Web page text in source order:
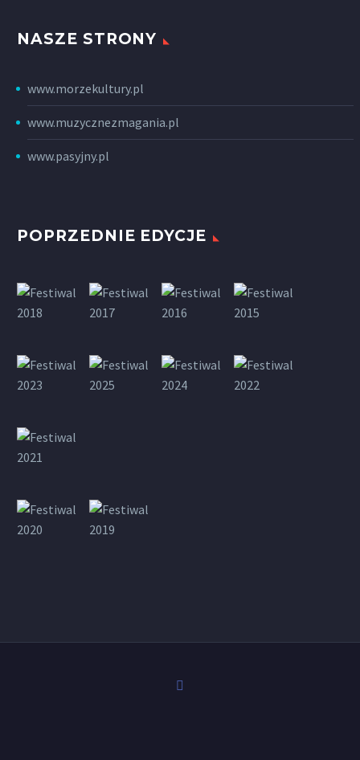
NASZE STRONY
www.morzekultury.pl
www.muzycznezmagania.pl
www.pasyjny.pl
POPRZEDNIE EDYCJE